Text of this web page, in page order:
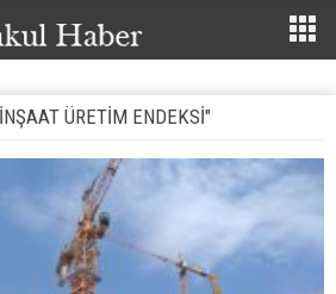
ÜRETIM ENDEKSI"